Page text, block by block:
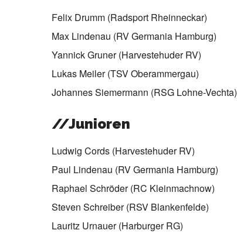
Felix Drumm (Radsport Rheinneckar)
Max Lindenau (RV Germania Hamburg)
Yannick Gruner (Harvestehuder RV)
Lukas Meiler (TSV Oberammergau)
Johannes Siemermann (RSG Lohne-Vechta)
//Junioren
Ludwig Cords (Harvestehuder RV)
Paul Lindenau (RV Germania Hamburg)
Raphael Schröder (RC Kleinmachnow)
Steven Schreiber (RSV Blankenfelde)
Lauritz Urnauer (Harburger RG)